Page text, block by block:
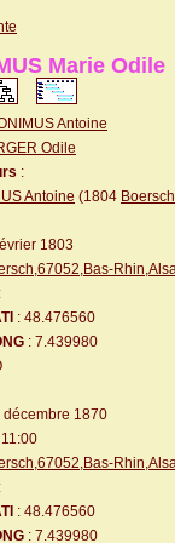
Marie Odile
Antoine
Odile
:
Antoine (1804
1803
:
: 48.476560
: 7.439980
décembre 1870
11:00
:
: 48.476560
: 7.439980